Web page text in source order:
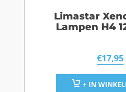
Limastar
Lampen H4
€17,95
+ IN